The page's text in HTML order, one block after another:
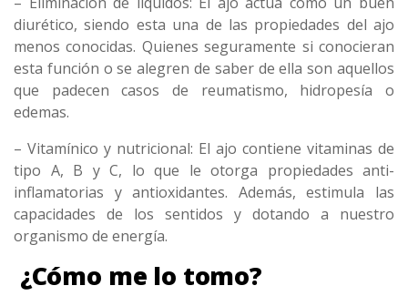
diurético, siendo esta una de las propiedades del ajo
menos conocidas. Quienes seguramente si conocieran
esta función o se alegren de saber de ella son aquellos
que padecen casos de reumatismo, hidropesía o
edemas.
– Vitamínico y nutricional: El ajo contiene vitaminas de
tipo A, B y C, lo que le otorga propiedades anti-
inflamatorias y antioxidantes. Además, estimula las
capacidades de los sentidos y dotando a nuestro
organismo de energía.
¿Cómo me lo tomo?